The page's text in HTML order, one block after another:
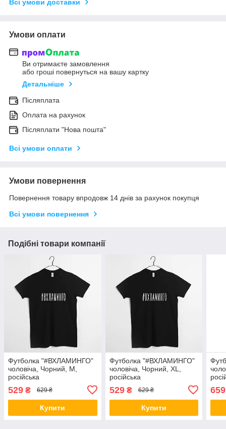
Всі умови доставки
Умови оплати
Ви отримаєте замовлення
або гроші повернуться на вашу картку
Детальніше
Післяплата
Оплата на рахунок
Післяплати "Нова пошта"
Всі умови оплати
Умови повернення
Повернення товару впродовж 14 днів за рахунок покупця
Всі умови повернення
Подібні товари компанії
Футболка "#ВХЛАМИНГО"
чоловіча, Чорний, M,
російська
529 ₴ 629 ₴
Купити
Футболка "#ВХЛАМИНГО"
чоловіча, Чорний, XL,
російська
529₴ 629 ₴
Купити
659